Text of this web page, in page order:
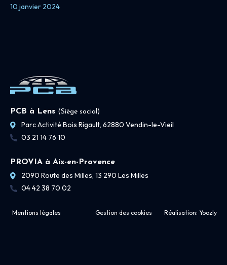
10 janvier 2024
PCB à Lens (Siège social)
Parc Activité Bois Rigault, 62880 Vendin-le-Vieil
03 21 14 76 10
PROVIA à Aix-en-Provence
2090 Route des Milles, 13 290 Les Milles
04 42 38 70 02
Mentions légales Gestion des cookies Réalisation: Yoozly